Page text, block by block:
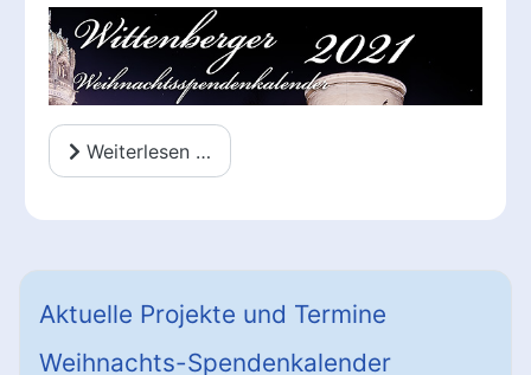
Weiterlesen …
Aktuelle Projekte und Termine
Weihnachts-Spendenkalender